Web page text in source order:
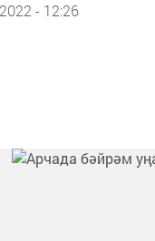
- 12:26